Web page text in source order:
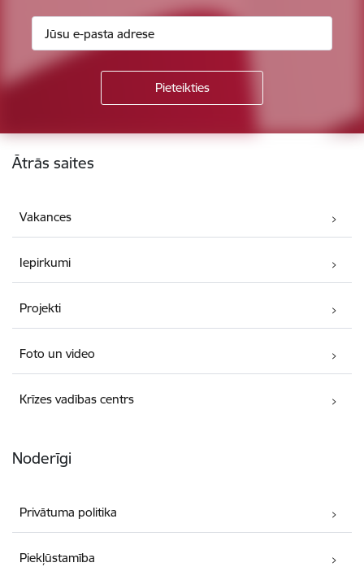
Kājene
Ātrās saites
Vakances
Iepirkumi
Projekti
Foto un video
Krīzes vadības centrs
Noderīgi
Privātuma politika
Piekļūstamība